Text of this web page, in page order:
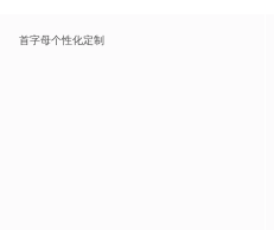
首字母个性化定制